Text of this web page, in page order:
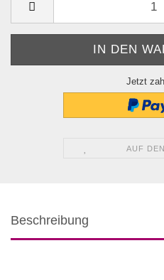
Jetzt
AUF
Beschreibung